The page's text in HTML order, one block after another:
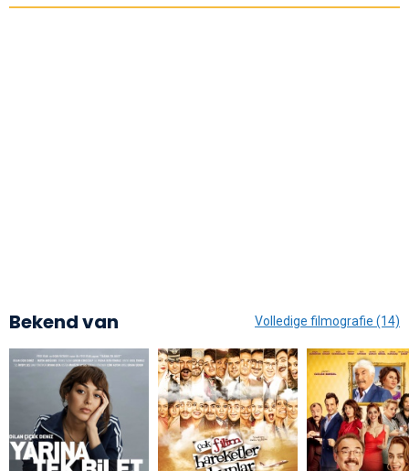
Bekend van Volledige filmografie (14)